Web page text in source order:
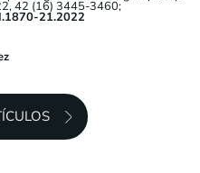
42 (16) 3445-3460;
21.2022